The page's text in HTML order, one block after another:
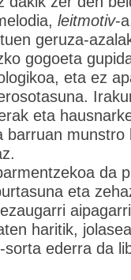
leitmotiv-
geruza-
gogoeta
eta ez
eta
barruan munstro
da
eta
haritik,
ederra da